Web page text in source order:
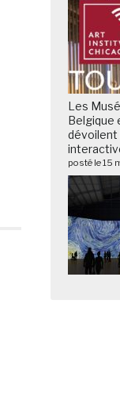
Les
Belgique
dévoilent
posté le 15